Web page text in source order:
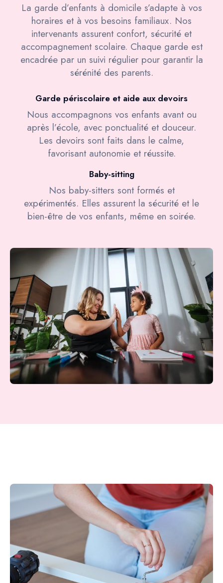
La garde d’enfants à domicile s’adapte à vos
horaires et à vos besoins familiaux. Nos
intervenants assurent confort, sécurité et
accompagnement scolaire. Chaque garde est
encadrée par un suivi régulier pour garantir la
sérénité des parents.
Garde périscolaire et aide aux devoirs
Nous accompagnons vos enfants avant ou
après l’école, avec ponctualité et douceur.
Les devoirs sont faits dans le calme,
favorisant autonomie et réussite.
Baby-sitting
Nos baby-sitters sont formés et
expérimentés. Elles assurent la sécurité et le
bien-être de vos enfants, même en soirée.